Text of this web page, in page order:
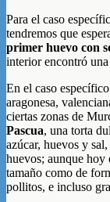
Para el caso
tendremos que
primer huevo con
interior encontró
En el caso
aragonesa,
ciertas zonas de
Pascua, una torta
azúcar, huevos y
huevos; aunque
tamaño como de
pollitos, e incluso